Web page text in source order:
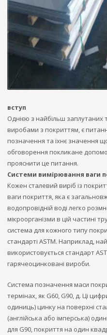
вступ
Однією з найбільш заплутаних
виробами з покриттям, є
позначення та їхнє значення
обговорення покликане
прояснити це питання.
Системи вимірювання ваги
Кожен сталевий виріб із
ваги покриття, яка є
водопровідній воді легко
мікроорганізми в цій частині
система для кожного типу
стандарті ASTM. Наприклад,
використовується стандарт
гарячеоцинковані вироби.
Система позначення маси
термінах, як G60, G90, д. Ці
одиниць) цинку на поверхні
(англійська або імперська)
для G90, покриття на один